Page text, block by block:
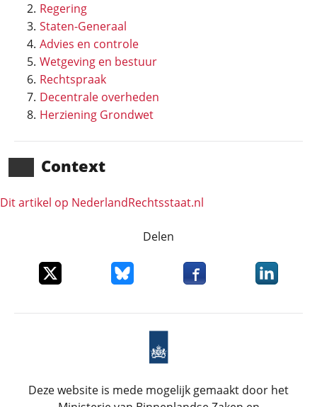
Regering
Staten-Generaal
Advies en controle
Wetgeving en bestuur
Rechtspraak
Decentrale overheden
Herziening Grondwet
Context
Dit artikel op NederlandRechts­staat.nl
Delen
Deel dit item op XDeel dit item op Bluesky
Deel dit item opDeel dit
Deze website is mede mogelijk gemaakt door het